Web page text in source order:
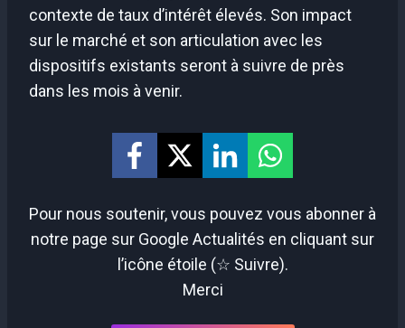
contexte de taux d’intérêt élevés. Son impact
sur le marché et son articulation avec les
dispositifs existants seront à suivre de près
dans les mois à venir.
Pour nous soutenir, vous pouvez vous abonner à
notre page sur Google Actualités en cliquant sur
l’icône étoile (☆ Suivre).
Merci